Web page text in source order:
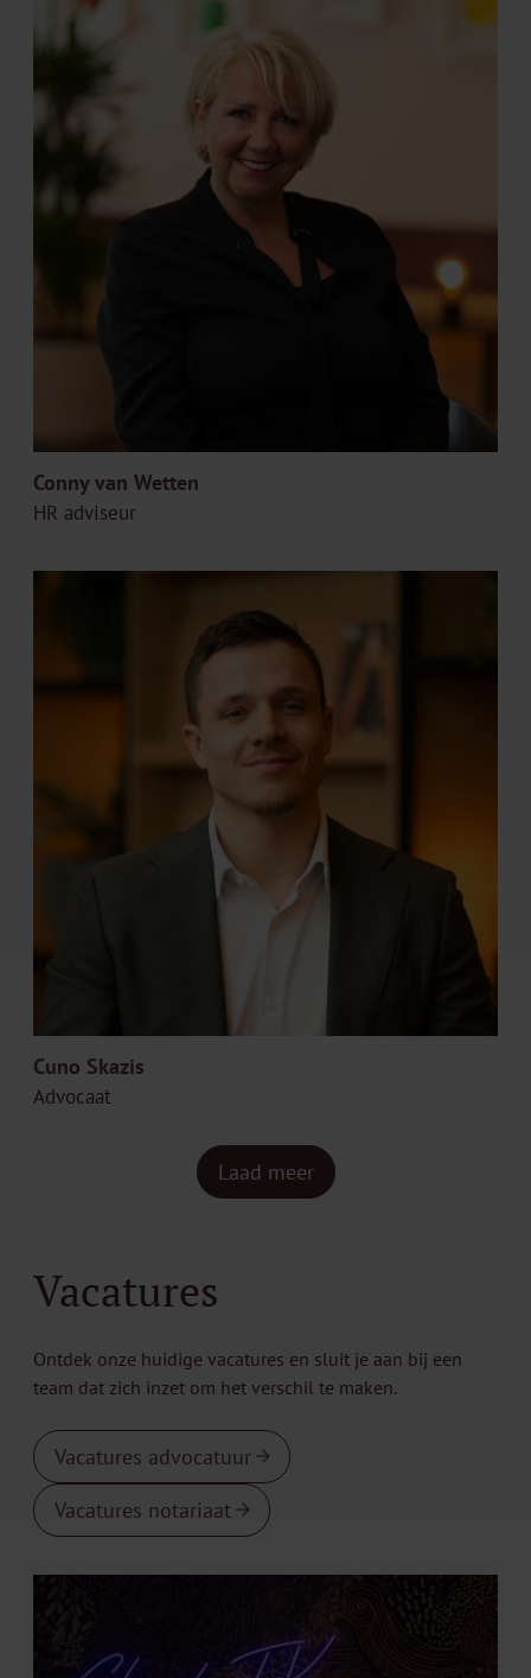
Conny van Wetten
HR adviseur
Cuno Skazis
Advocaat
Laad meer
Vacatures
Ontdek onze huidige vacatures en sluit je aan bij een
team dat zich inzet om het verschil te maken.
Vacatures advocatuur
Vacatures notariaat